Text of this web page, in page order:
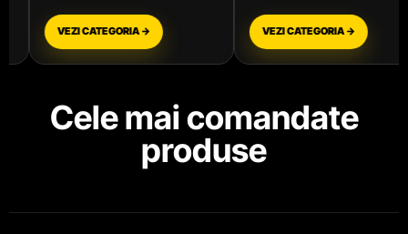
VEZI CATEGORIA → VEZI CATEGORIA →
Cele mai comandate
produse